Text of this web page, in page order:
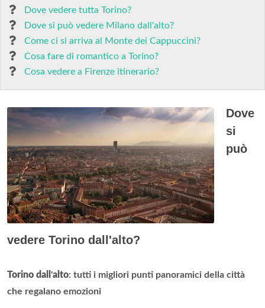
Dove vedere tutta Torino?
Dove si può vedere Milano dall'alto?
Come ci si arriva al Monte dei Cappuccini?
Cosa fare di romantico a Torino?
Cosa vedere a Firenze itinerario?
Dove
si
può
vedere Torino dall'alto?
Torino dall 'alto: tutti i migliori punti panoramici della città
che regalano emozioni